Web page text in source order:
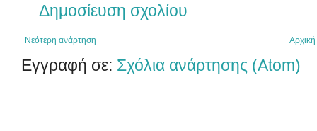
Δημοσίευση σχολίου
Νεότερη ανάρτηση Αρχική
Εγγραφή σε: Σχόλια ανάρτησης (Atom)